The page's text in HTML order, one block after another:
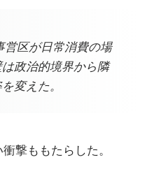
営区が日常消費の場
政治的境界から隣
変えた。
撃ももたらした。